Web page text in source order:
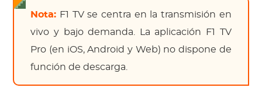
Nota: F1 TV se centra en la transmisión en
vivo y bajo demanda. La aplicación F1 TV
Pro (en iOS, Android y Web) no dispone de
función de descarga.